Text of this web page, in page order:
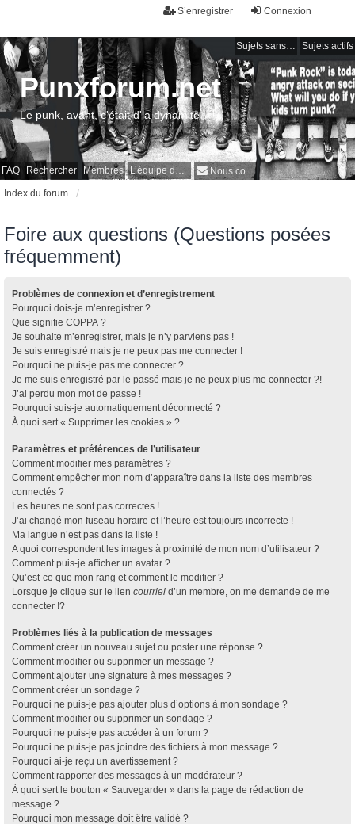
Connexion
S’enregistrer
Sujets sans réponse Sujets actifs
FAQ Rechercher Membres L’équipe du forum Nous contacter
Punxforum.net
Le punk, avant, c'était d'la dynamite !
Index du forum
Foire aux questions (Questions posées
fréquemment)
Problèmes de connexion et d’enregistrement
Pourquoi dois-je m’enregistrer ?
Que signifie COPPA ?
Je souhaite m’enregistrer, mais je n’y parviens pas !
Je suis enregistré mais je ne peux pas me connecter !
Pourquoi ne puis-je pas me connecter ?
Je me suis enregistré par le passé mais je ne peux plus me connecter ?!
J’ai perdu mon mot de passe !
Pourquoi suis-je automatiquement déconnecté ?
À quoi sert « Supprimer les cookies » ?
Paramètres et préférences de l’utilisateur
Comment modifier mes paramètres ?
Comment empêcher mon nom d’apparaître dans la liste des membres
connectés ?
Les heures ne sont pas correctes !
J’ai changé mon fuseau horaire et l’heure est toujours incorrecte !
Ma langue n’est pas dans la liste !
A quoi correspondent les images à proximité de mon nom d’utilisateur ?
Comment puis-je afficher un avatar ?
Qu’est-ce que mon rang et comment le modifier ?
Lorsque je clique sur le lien courriel d’un membre, on me demande de me
connecter !?
Problèmes liés à la publication de messages
Comment créer un nouveau sujet ou poster une réponse ?
Comment modifier ou supprimer un message ?
Comment ajouter une signature à mes messages ?
Comment créer un sondage ?
Pourquoi ne puis-je pas ajouter plus d’options à mon sondage ?
Comment modifier ou supprimer un sondage ?
Pourquoi ne puis-je pas accéder à un forum ?
Pourquoi ne puis-je pas joindre des fichiers à mon message ?
Pourquoi ai-je reçu un avertissement ?
Comment rapporter des messages à un modérateur ?
À quoi sert le bouton « Sauvegarder » dans la page de rédaction de
message ?
Pourquoi mon message doit être validé ?